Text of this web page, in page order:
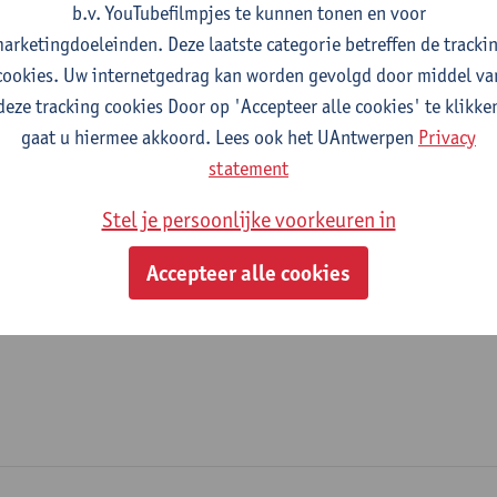
Departement Fysica
Statuut & functies
Bijzonder academisch personeel
onbezoldigd medewerker
b.v. YouTubefilmpjes te kunnen tonen en voor
Deze laatste categorie betreffen de
Uw internetgedrag kan worden gevolgd door middel
tracking cookies Door op 'Accepteer alle cookies' te
gaat u hiermee akkoord. Lees ook het UAntwerpen Privacy
statement
Stel je persoonlijke voorkeuren in
Accepteer alle cookies